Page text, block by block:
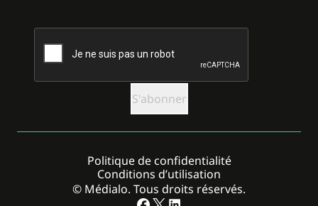
© Médialo. Tous droits réservés.
Politique de confidentialité
Conditions d’utilisation